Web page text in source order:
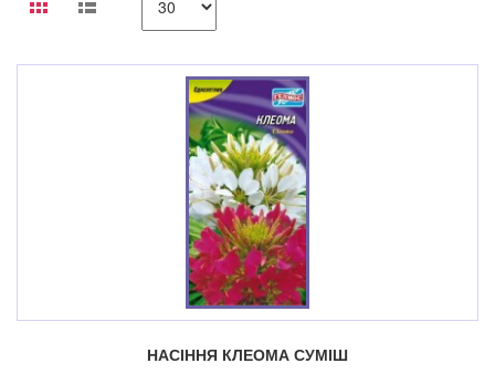
НАСІННЯ КЛЕОМА СУМІШ